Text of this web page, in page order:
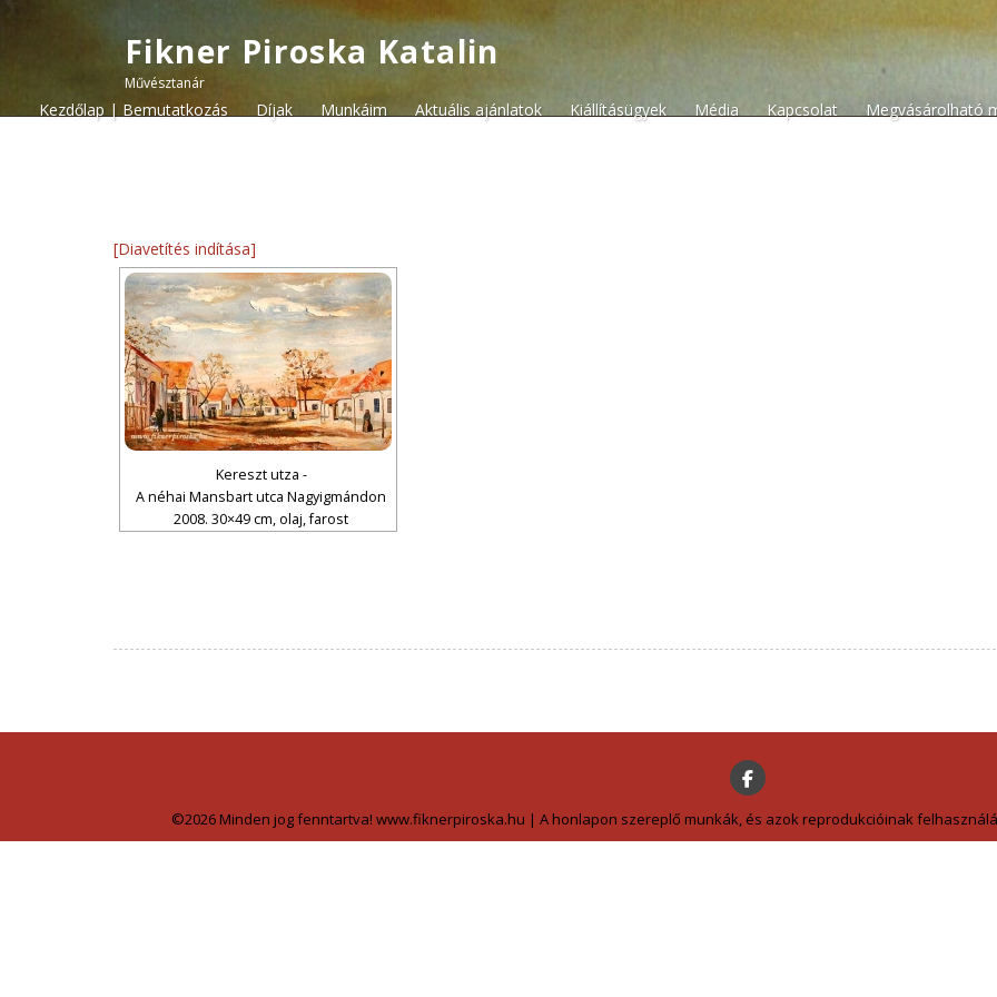
Fikner Piroska Katalin
Művésztanár
Kezdőlap | Bemutatkozás Díjak Munkáim Aktuális ajánlatok Kiállításügyek Média Kapcsolat Megvásárolható
[Diavetítés indítása]
Kereszt utza -
A néhai Mansbart utca Nagyigmándon
2008. 30×49 cm, olaj, farost
©2026 Minden jog fenntartva! www.fiknerpiroska.hu | A honlapon szereplő munkák, és azok reprodukcióinak